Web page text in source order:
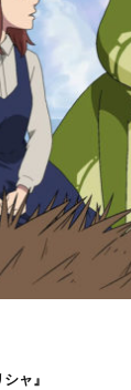
ャ』